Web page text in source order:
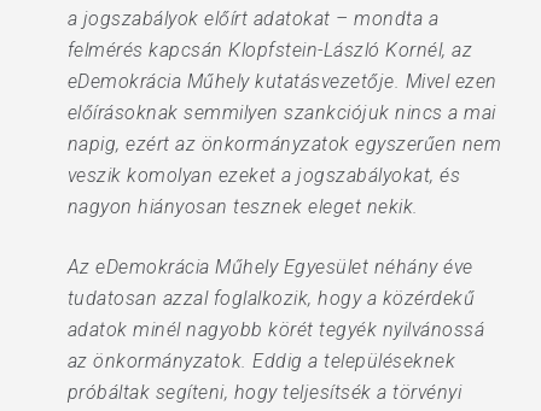
a jogszabályok előírt adatokat – mondta a
felmérés kapcsán Klopfstein-László Kornél, az
eDemokrácia Műhely kutatásvezetője. Mivel ezen
előírásoknak semmilyen szankciójuk nincs a mai
napig, ezért az önkormányzatok egyszerűen nem
veszik komolyan ezeket a jogszabályokat, és
nagyon hiányosan tesznek eleget nekik.
Az eDemokrácia Műhely Egyesület néhány éve
tudatosan azzal foglalkozik, hogy a közérdekű
adatok minél nagyobb körét tegyék nyilvánossá
az önkormányzatok. Eddig a településeknek
próbáltak segíteni, hogy teljesítsék a törvényi